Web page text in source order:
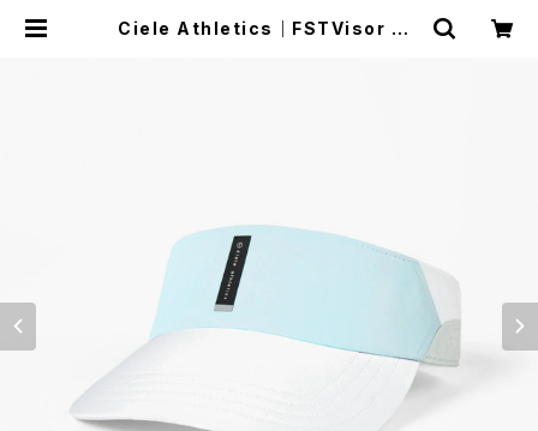
Ciele Athletics｜FSTVisor SC